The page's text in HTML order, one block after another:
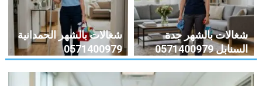
شغالات بالشهر جدة
السنابل 0571400979
شغالات بالشهر الحمدانية
0571400979